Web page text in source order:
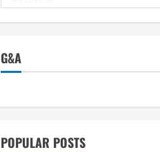
for:
G&A
POPULAR POSTS